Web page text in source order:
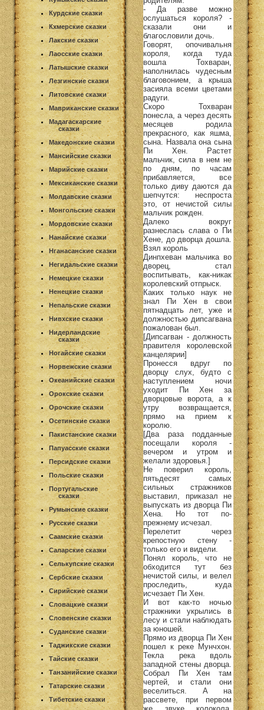
Курдские сказки
Кхмерские сказки
Лакские сказки
Лаосские сказки
Латышские сказки
Лезгинские сказки
Литовские сказки
Мавриканские сказки
Мадагаскарские
сказки
Македонские сказки
Мансийские сказки
Марийские сказки
Мексиканские сказки
Молдавские сказки
Монгольские сказки
Мордовские сказки
Нанайские сказки
Нганасанские сказки
Негидальские сказки
Немецкие сказки
Ненецкие сказки
Непальские сказки
Нивхские сказки
Нидерландские
сказки
Ногайские сказки
Норвежские сказки
Океанийские сказки
Орокские сказки
Орочские сказки
Осетинские сказки
Пакистанские сказки
Папуасские сказки
Персидские сказки
Польские сказки
Португальские
сказки
Румынские сказки
Русские сказки
Саамские сказки
Саларские сказки
Селькупские сказки
Сербские сказки
Сирийские сказки
Словацкие сказки
Словенские сказки
Суданские сказки
Таджикские сказки
Тайские сказки
Танзанийские сказки
Татарские сказки
Тибетские сказки
- Да разве можно
ослушаться короля? -
сказали они и
благословили дочь.
Говорят, опочивальня
короля, когда туда
вошла Тохваран,
наполнилась чудесным
благовонием, а крыша
засияла всеми цветами
радуги.
Скоро Тохваран
понесла, а через десять
месяцев родила
прекрасного, как яшма,
сына. Назвала она сына
Пи Хен. Растет
мальчик, сила в нем не
по дням, по часам
прибавляется, все
только диву даются да
шепчутся: неспроста
это, от нечистой силы
мальчик рожден.
Далеко вокруг
разнеслась слава о Пи
Хене, до дворца дошла.
Взял король
Динпхеван мальчика во
дворец, стал
воспитывать, как-никак
королевский отпрыск.
Каких только наук не
знал Пи Хен в свои
пятнадцать лет, уже и
должностью дипсагвана
пожалован был.
[Дипсагван - должность
правителя королевской
канцелярии]
Пронесся вдруг по
дворцу слух, будто с
наступлением ночи
уходит Пи Хен за
дворцовые ворота, а к
утру возвращается,
прямо на прием к
королю.
[Два раза подданные
посещали короля -
вечером и утром и
желали здоровья.]
Не поверил король,
пятьдесят самых
сильных стражников
выставил, приказал не
выпускать из дворца Пи
Хена. Но тот по-
прежнему исчезал.
Перелетит через
крепостную стену -
только его и видели.
Понял король, что не
обходится тут без
нечистой силы, и велел
проследить, куда
исчезает Пи Хен.
И вот как-то ночью
стражники укрылись в
лесу и стали наблюдать
за юношей.
Прямо из дворца Пи Хен
пошел к реке Мунчхон.
Текла река вдоль
западной стены дворца.
Собрал Пи Хен там
чертей, и стали они
веселиться. А на
рассвете, при первом